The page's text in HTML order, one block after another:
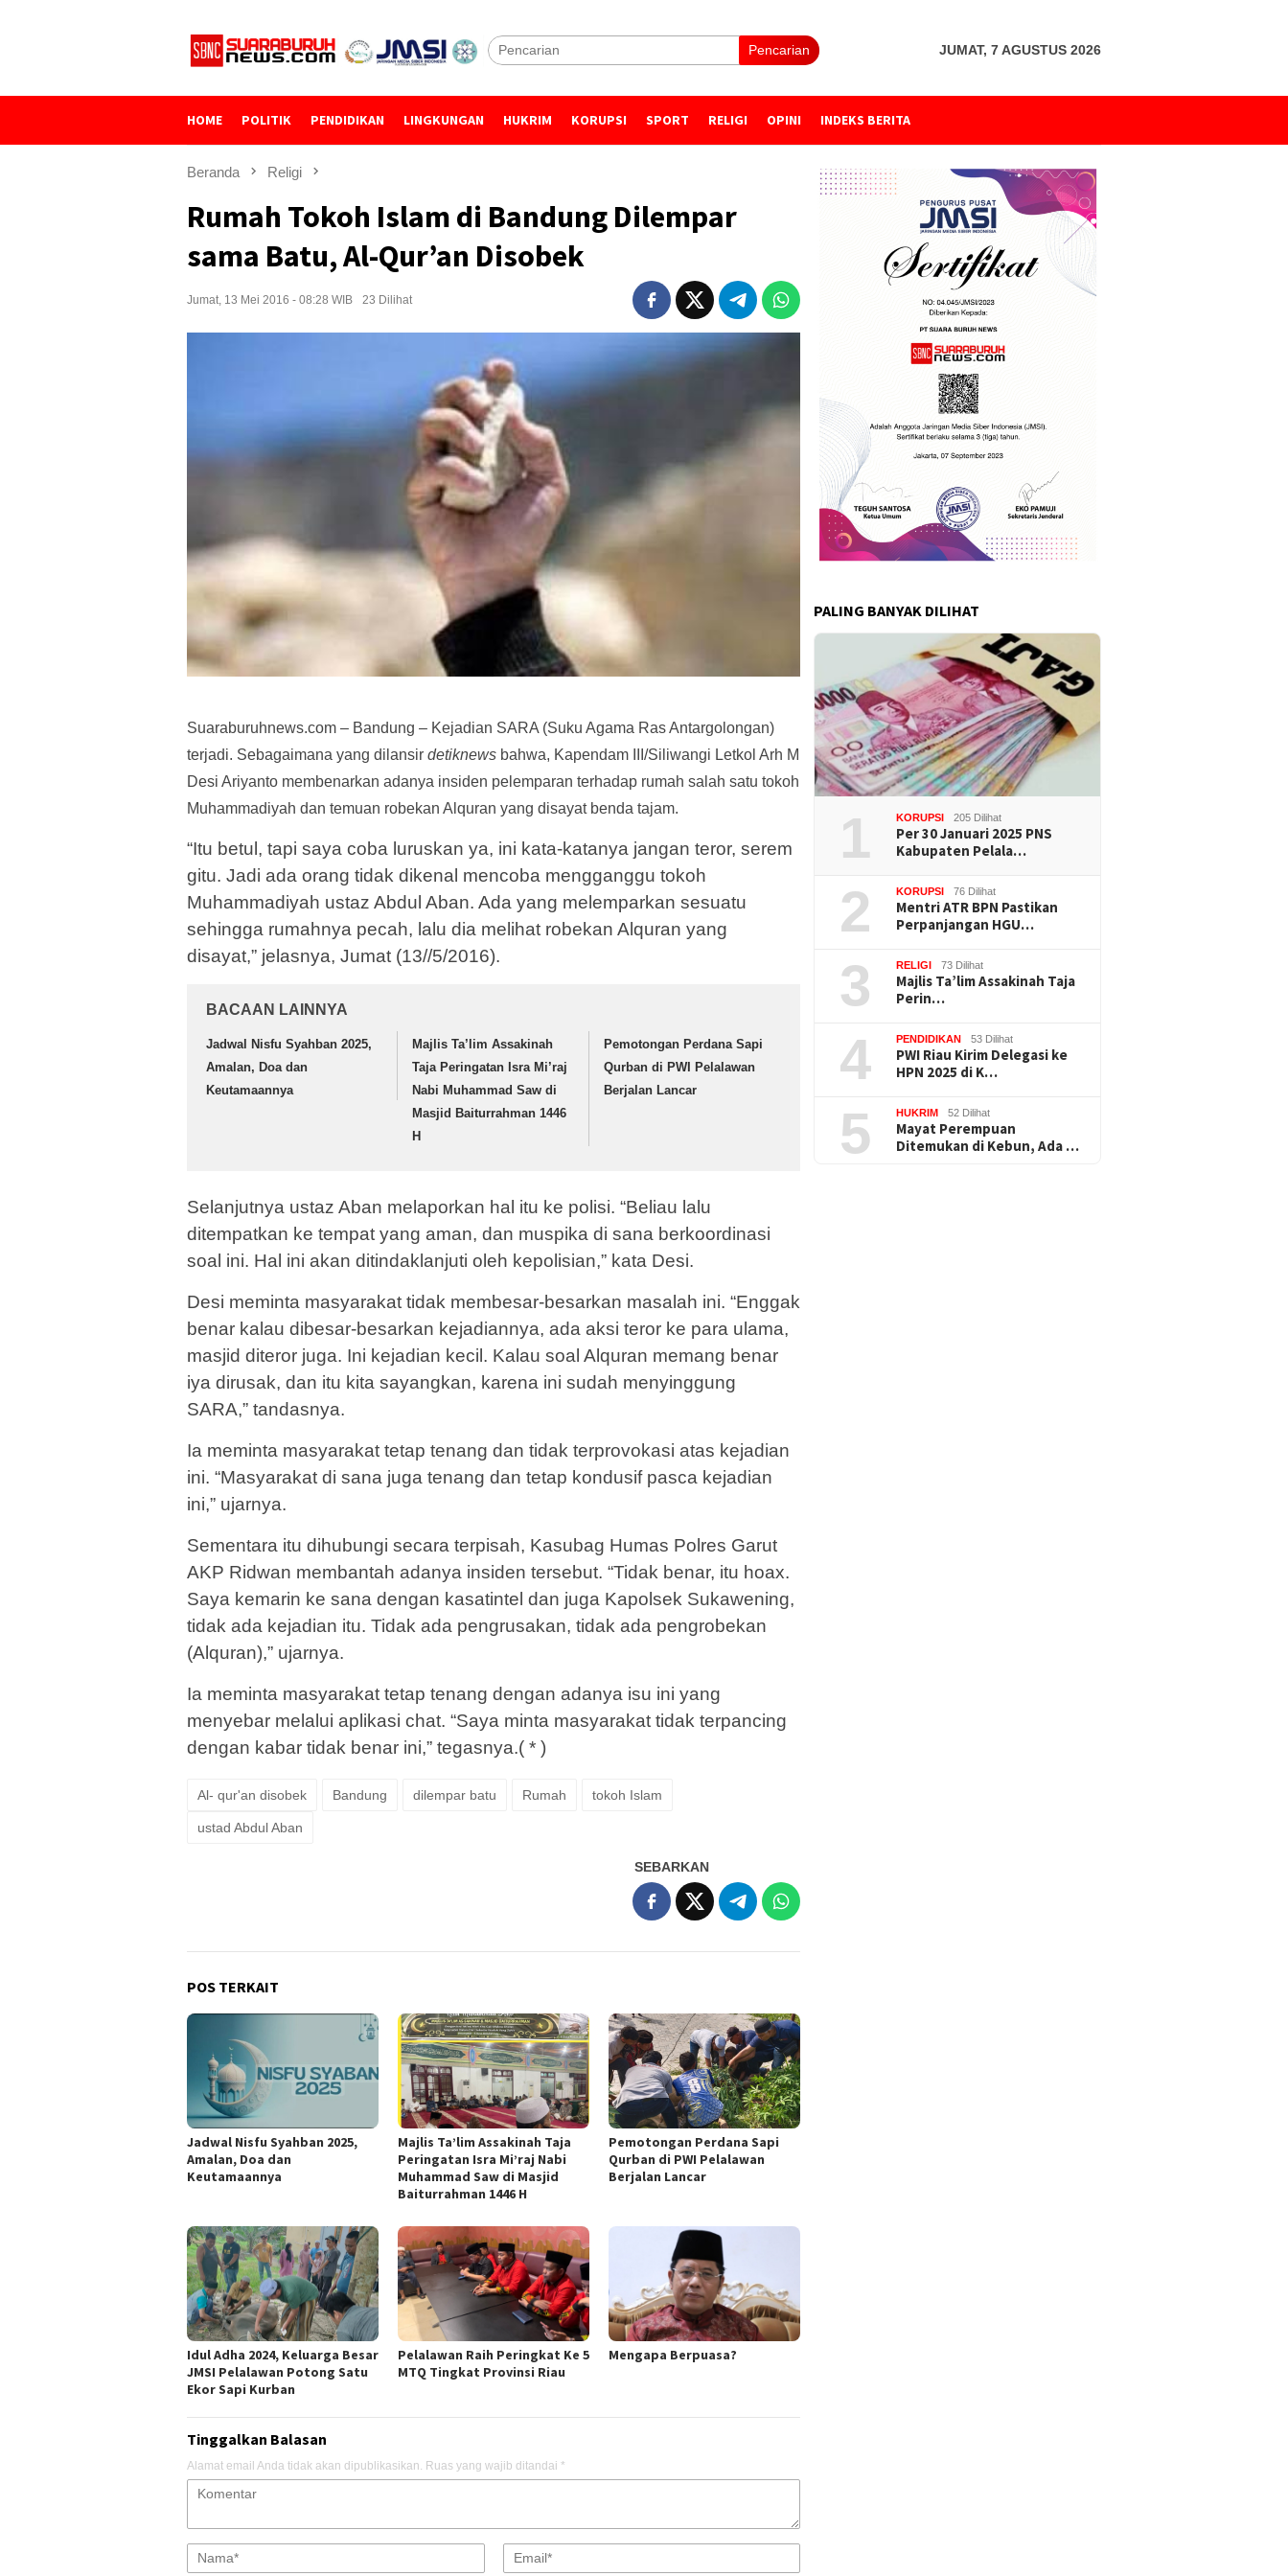
Pencarian JUMAT, 7 AGUSTUS 2026
HOME POLITIK PENDIDIKAN LINGKUNGAN HUKRIM KORUPSI SPORT RELIGI OPINI INDEKS BERITA
Beranda Religi
Rumah Tokoh Islam di Bandung Dilempar
sama Batu, Al-Qur’an Disobek
Jumat, 13 Mei 2016 - 08:28 WIB 23 Dilihat
Suaraburuhnews.com – Bandung – Kejadian SARA (Suku Agama Ras Antargolongan)
terjadi. Sebagaimana yang dilansir detiknews bahwa, Kapendam III/Siliwangi Letkol Arh M
Desi Ariyanto membenarkan adanya insiden pelemparan terhadap rumah salah satu tokoh
Muhammadiyah dan temuan robekan Alquran yang disayat benda tajam.
“Itu betul, tapi saya coba luruskan ya, ini kata-katanya jangan teror, serem
gitu. Jadi ada orang tidak dikenal mencoba mengganggu tokoh
Muhammadiyah ustaz Abdul Aban. Ada yang melemparkan sesuatu
sehingga rumahnya pecah, lalu dia melihat robekan Alquran yang
disayat,” jelasnya, Jumat (13//5/2016).
BACAAN LAINNYA
Jadwal Nisfu Syahban 2025,
Amalan, Doa dan
Keutamaannya
Majlis Ta’lim Assakinah
Taja Peringatan Isra Mi’raj
Nabi Muhammad Saw di
Masjid Baiturrahman 1446
H
Pemotongan Perdana Sapi
Qurban di PWI Pelalawan
Berjalan Lancar
Selanjutnya ustaz Aban melaporkan hal itu ke polisi. “Beliau lalu
ditempatkan ke tempat yang aman, dan muspika di sana berkoordinasi
soal ini. Hal ini akan ditindaklanjuti oleh kepolisian,” kata Desi.
Desi meminta masyarakat tidak membesar-besarkan masalah ini. “Enggak
benar kalau dibesar-besarkan kejadiannya, ada aksi teror ke para ulama,
masjid diteror juga. Ini kejadian kecil. Kalau soal Alquran memang benar
iya dirusak, dan itu kita sayangkan, karena ini sudah menyinggung
SARA,” tandasnya.
Ia meminta masyarakat tetap tenang dan tidak terprovokasi atas kejadian
ini. “Masyarakat di sana juga tenang dan tetap kondusif pasca kejadian
ini,” ujarnya.
Sementara itu dihubungi secara terpisah, Kasubag Humas Polres Garut
AKP Ridwan membantah adanya insiden tersebut. “Tidak benar, itu hoax.
Saya kemarin ke sana dengan kasatintel dan juga Kapolsek Sukawening,
tidak ada kejadian itu. Tidak ada pengrusakan, tidak ada pengrobekan
(Alquran),” ujarnya.
Ia meminta masyarakat tetap tenang dengan adanya isu ini yang
menyebar melalui aplikasi chat. “Saya minta masyarakat tidak terpancing
dengan kabar tidak benar ini,” tegasnya.( * )
Al- qur'an disobek Bandung dilempar batu Rumah tokoh Islam
ustad Abdul Aban
SEBARKAN
POS TERKAIT
Jadwal Nisfu Syahban 2025,
Amalan, Doa dan
Keutamaannya
Majlis Ta’lim Assakinah Taja
Peringatan Isra Mi’raj Nabi
Muhammad Saw di Masjid
Baiturrahman 1446 H
Pemotongan Perdana Sapi
Qurban di PWI Pelalawan
Berjalan Lancar
Idul Adha 2024, Keluarga Besar
JMSI Pelalawan Potong Satu
Ekor Sapi Kurban
Pelalawan Raih Peringkat Ke 5
MTQ Tingkat Provinsi Riau
Mengapa Berpuasa?
Tinggalkan Balasan
Alamat email Anda tidak akan dipublikasikan. Ruas yang wajib ditandai *
PALING BANYAK DILIHAT
1 KORUPSI 205 Dilihat
Per 30 Januari 2025 PNS
Kabupaten Pelala…
2 KORUPSI 76 Dilihat
Mentri ATR BPN Pastikan
Perpanjangan HGU…
3 RELIGI 73 Dilihat
Majlis Ta’lim Assakinah Taja
Perin…
4 PENDIDIKAN 53 Dilihat
PWI Riau Kirim Delegasi ke
HPN 2025 di K…
5 HUKRIM 52 Dilihat
Mayat Perempuan
Ditemukan di Kebun, Ada …